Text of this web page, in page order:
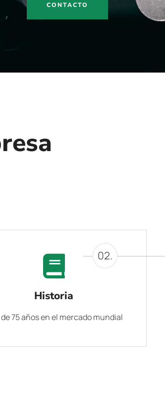
CONTACTO
Historia
de 75 años en el mercado mundial
02.